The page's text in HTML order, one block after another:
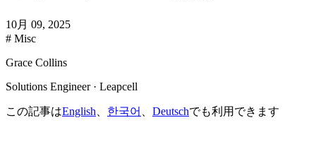
10月 09, 2025
# Misc
Grace Collins
Solutions Engineer · Leapcell
この記事はEnglish 한국어 Deutschでも利用できます